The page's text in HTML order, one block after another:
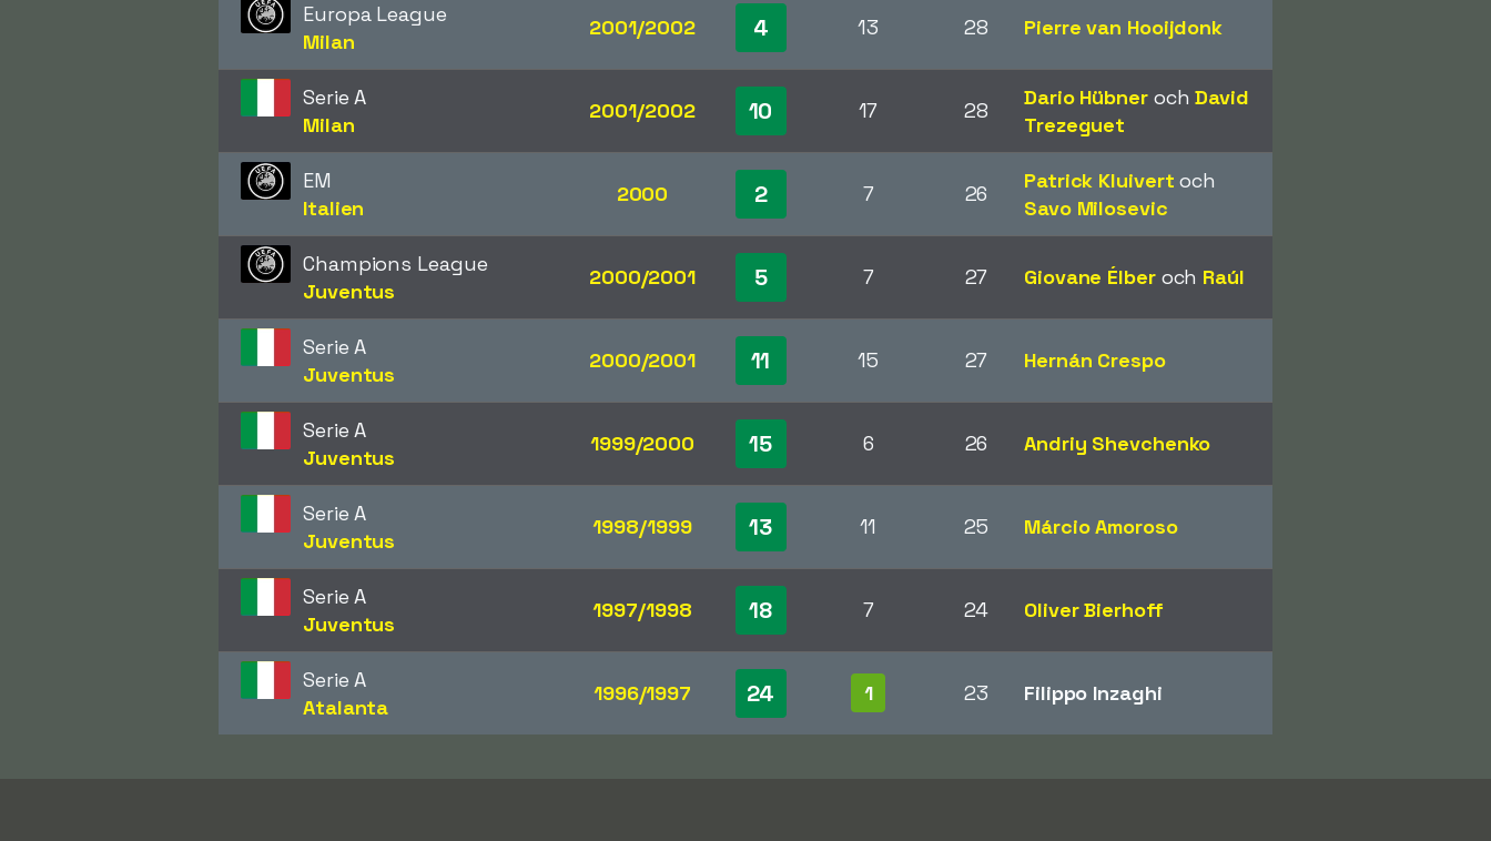
Europa League
Milan
2001/2002 4 13 28 Pierre van Hooijdonk
Serie A
Milan
2001/2002 10 17 28
Dario HübnerochDavid
Trezeguet
EM
Italien
2000 2 7 26
Patrick Kluivert och
Savo Milosevic
Champions League
Juventus
2000/2001 5 7 27 Giovane Élberoch Raúl
Serie A
Juventus
2000/2001 11 15 27 Hernán Crespo
Serie A
Juventus
1999/2000 15 6 26 Andriy Shevchenko
Serie A
Juventus
1998/1999 13 11 25 Márcio Amoroso
Serie A
Juventus
1997/1998 18 7 24 Oliver Bierhoff
Serie A
Atalanta
1996/1997 24 1 23 Filippo Inzaghi